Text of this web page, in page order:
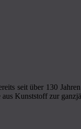
seit über 130
Kunststoff zur